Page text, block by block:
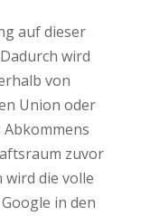
auf dieser
wird
von
Union oder
zuvor
die volle
in den